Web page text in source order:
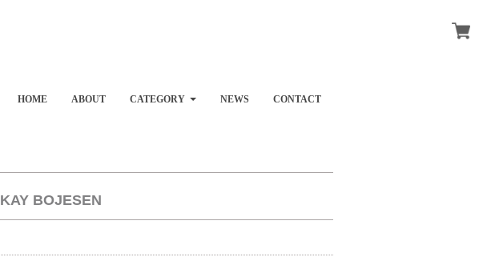
HOME ABOUT CATEGORY NEWS CONTACT
KAY BOJESEN